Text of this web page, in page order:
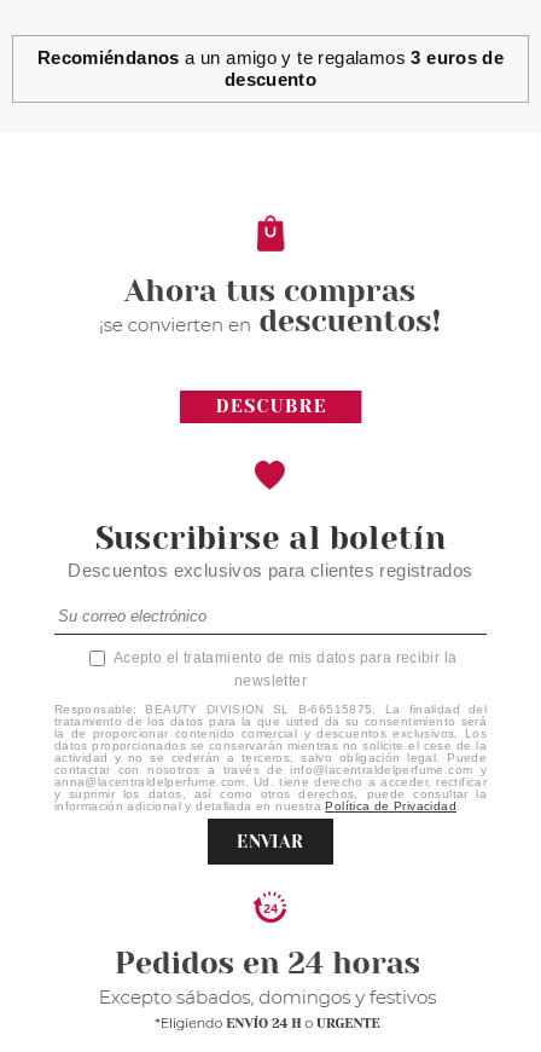
Recomiéndanos a un amigo y te regalamos3 euros de
descuento
Suscribirse al boletín
Descuentos exclusivos para clientes registrados
Acepto el tratamiento de mis datos para recibir la
newsletter
Responsable: BEAUTY DIVISION SL B-66515875. La finalidad del
tratamiento de los datos para la que usted da su consentimiento será
la de proporcionar contenido comercial y descuentos exclusivos. Los
datos proporcionados se conservarán mientras no solicite el cese de la
actividad y no se cederán a terceros, salvo obligación legal. Puede
contactar con nosotros a través de info@lacentraldelperfume.com y
anna@lacentraldelperfume.com. Ud. tiene derecho a acceder, rectificar
y suprimir los datos, así como otros derechos, puede consultar la
información adicional y detallada en nuestraPolítica de Privacidad
ENVIAR